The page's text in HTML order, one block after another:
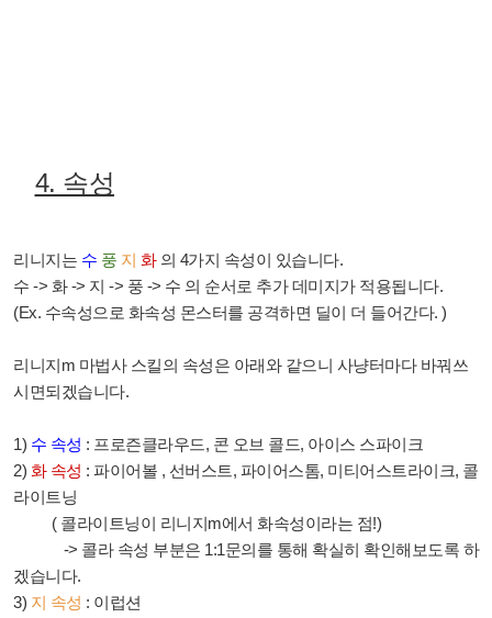
4. 속성
리니지는 수 풍 지 화의 4가지 속성이 있습니다.
수 -> 화-> 지 -> 풍 -> 수 의 순서로 추가 데미지가 적용됩니다.
(Ex. 수속성으로 화속성 몬스터를 공격하면 딜이 더 들어간다. )
리니지m 마법사 스킬의 속성은 아래와 같으니 사냥터마다 바꿔쓰
시면되겠습니다.
1) 수 속성 : 프로즌클라우드, 콘 오브 콜드, 아이스 스파이크
2) 화 속성 : 파이어볼 , 선버스트, 파이어스톰, 미티어스트라이크, 콜
라이트닝
( 콜라이트닝이 리니지m에서 화속성이라는 점!)
-> 콜라 속성 부분은 1:1문의를 통해 확실히 확인해보도록 하
겠습니다.
3) 지 속성 : 이럽션